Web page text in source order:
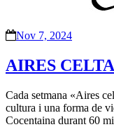
Nov 7, 2024
AIRES
Cada setmana «Aires
cultura i una forma de
Cocentaina durant 60